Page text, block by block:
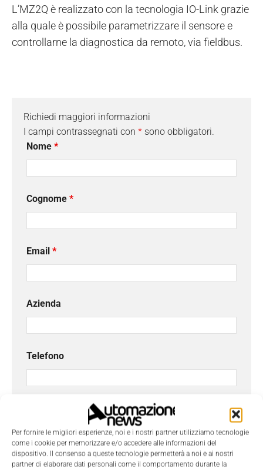
Per fornire le migliori esperienze, noi e i nostri partner utilizziamo tecnologie
come i cookie per memorizzare e/o accedere alle informazioni del
dispositivo. Il consenso a queste tecnologie permetterà a noi e ai nostri
partner di elaborare dati personali come il comportamento durante la
L’MZ2Q è realizzato con la tecnologia IO-Link grazie
alla quale è possibile parametrizzare il sensore e
controllarne la diagnostica da remoto, via fieldbus.
Richiedi maggiori informazioni
I campi contrassegnati con * sono obbligatori.
Nome *
Cognome *
Email *
Azienda
Telefono
Messaggio*